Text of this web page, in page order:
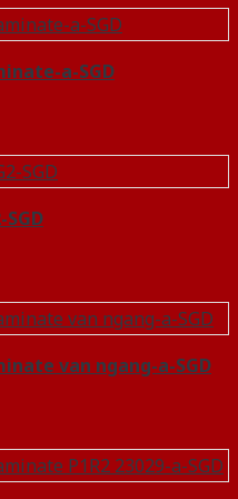
a-SGD
van ngang-a-SGD